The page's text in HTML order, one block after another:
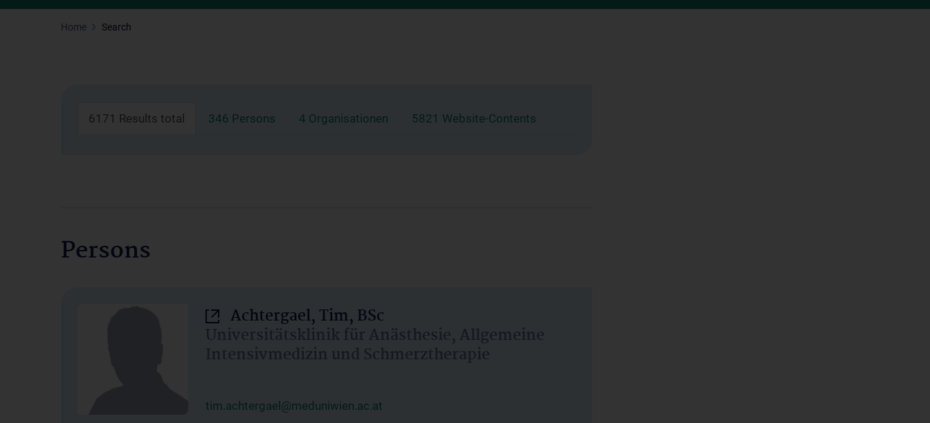
Home Search
6171 Results total 346 Persons 4 Organisationen 5821 Website-Contents
Persons
Achtergael, Tim, BSc
Universitätsklinik für Anästhesie, Allgemeine
Intensivmedizin und Schmerztherapie
tim.achtergael@meduniwien.ac.at